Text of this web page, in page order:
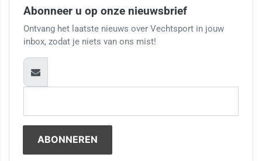
Abonneer u op onze nieuwsbrief
Ontvang het laatste nieuws over Vechtsport in jouw
inbox, zodat je niets van ons mist!